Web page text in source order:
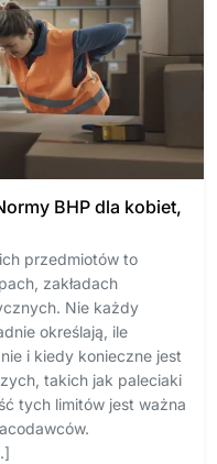
BHP dla kobiet,
przedmiotów to
zakładach
Nie każdy
określają, ile
i kiedy konieczne jest
takich jak paleciaki
tych limitów jest ważna